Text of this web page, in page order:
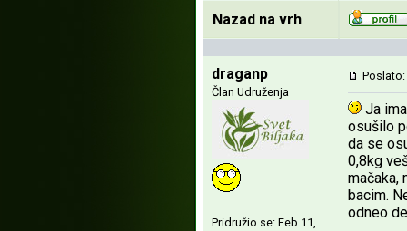
Nazad na vrh
draganp
Član Udruženja
Pridružio se: Feb 11,
Poslato:
Ja
osušilo
da se
0,8kg
mačaka,
bacim.
odneo